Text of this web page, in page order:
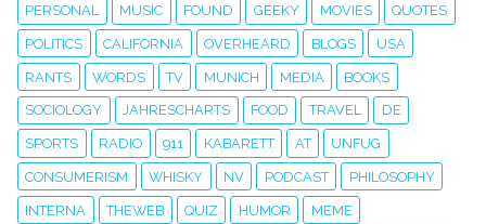
PERSONAL MUSIC FOUND GEEKY MOVIES QUOTES
POLITICS CALIFORNIA OVERHEARD BLOGS USA
RANTS WORDS TV MUNICH MEDIA BOOKS
SOCIOLOGY JAHRESCHARTS FOOD TRAVEL DE
SPORTS RADIO 911 KABARETT AT UNFUG
CONSUMERISM WHISKY NV PODCAST PHILOSOPHY
INTERNA THEWEB QUIZ HUMOR MEME